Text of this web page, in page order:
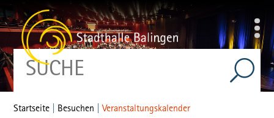
Startseite Besuchen |Veranstaltungskalender